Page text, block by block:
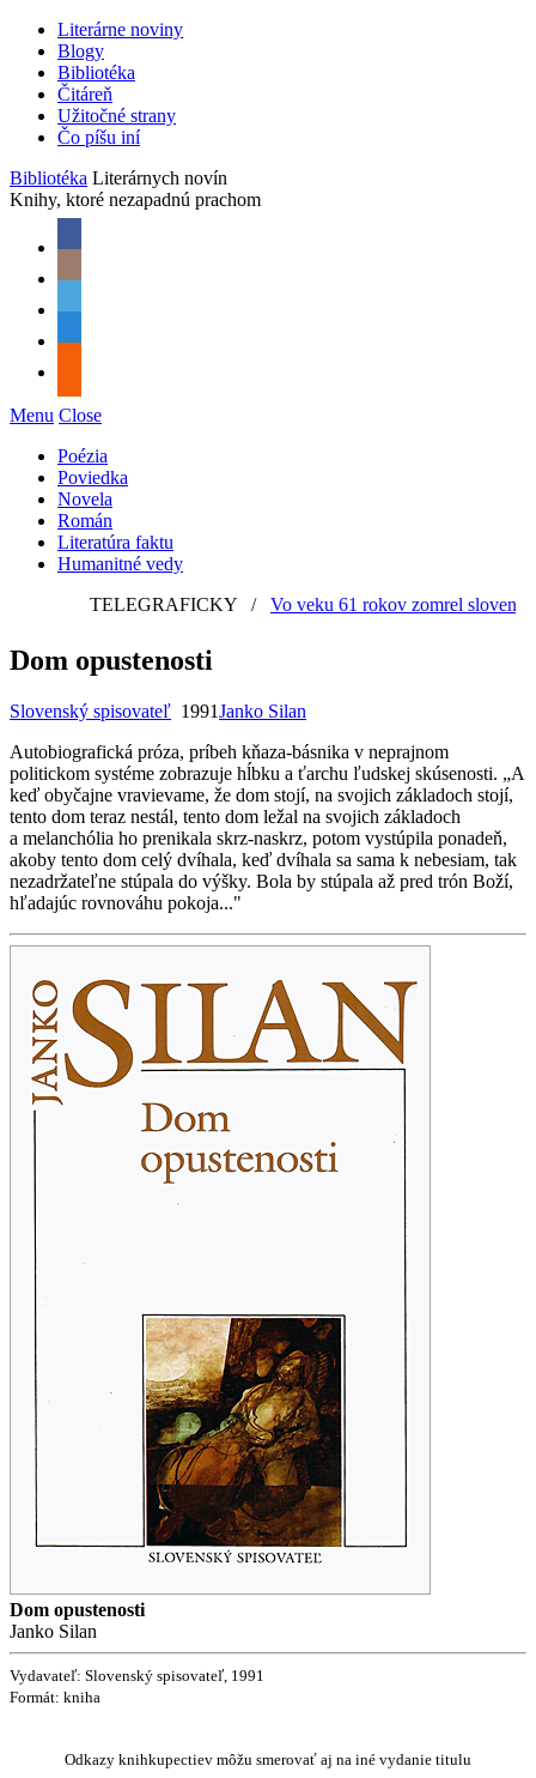
Literárne noviny
Blogy
Bibliotéka
Čitáreň
Užitočné strany
Čo píšu iní
Bibliotéka Literárnych novín
Knihy, ktoré nezapadnú prachom
Menu Close
Poézia
Poviedka
Novela
Román
Literatúra faktu
Humanitné vedy
TELEGRAFICKY/ Vo veku 61 rokov zomrel slovenský
Dom opustenosti
Slovenský spisovateľ 1991Janko Silan
Autobiografická próza, príbeh kňaza-básnika v neprajnom
politickom systéme zobrazuje hĺbku a ťarchu ľudskej skúsenosti. „A
keď obyčajne vravievame, že dom stojí, na svojich základoch stojí,
tento dom teraz nestál, tento dom ležal na svojich základoch
a melanchólia ho prenikala skrz-naskrz, potom vystúpila ponadeň,
akoby tento dom celý dvíhala, keď dvíhala sa sama k nebesiam, tak
nezadržateľne stúpala do výšky. Bola by stúpala až pred trón Boží,
hľadajúc rovnováhu pokoja..."
Dom opustenosti
Janko Silan
Vydavateľ: Slovenský spisovateľ, 1991
Formát: kniha
Odkazy knihkupectiev môžu smerovať aj na iné vydanie titulu